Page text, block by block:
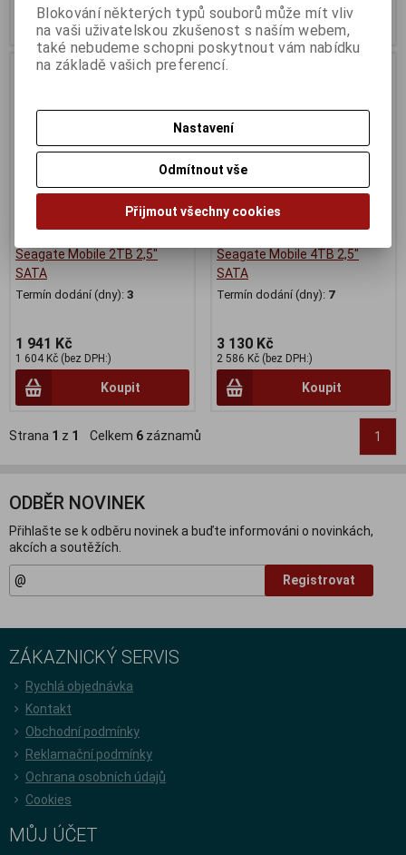
Koupit Koupit
Seagate Mobile 2TB 2,5"
SATA
Termín dodání (dny): 3
1 941 Kč
1 604 Kč (bez DPH:)
Koupit
Seagate Mobile 4TB 2,5"
SATA
Termín dodání (dny): 7
3 130 Kč
2 586 Kč (bez DPH:)
Koupit
Strana 1 z 1 Celkem 6 záznamů 1
ODBĚR NOVINEK
Přihlašte se k odběru novinek a buďte informováni o novinkách,
akcích a soutěžích.
Registrovat
ZÁKAZNICKÝ SERVIS
Rychlá objednávka
Kontakt
Obchodní podmínky
Reklamační podmínky
Ochrana osobních údajů
Cookies
MŮJ ÚČET
Blokování některých typů souborů může mít vliv
na vaši uživatelskou zkušenost s naším webem,
také nebudeme schopni poskytnout vám nabídku
na základě vašich preferencí.
Nastavení
Odmítnout vše
Přijmout všechny cookies